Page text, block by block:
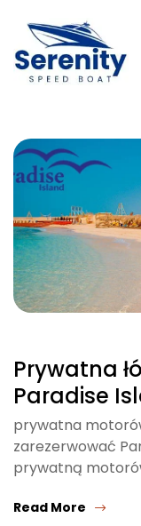
Prywatna
Paradise
prywatna
zarezerwować
prywatną
Read More